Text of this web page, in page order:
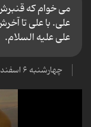
می خوام که
علی. با علی تا
علی علیه السلام.
چهارشنبه ۶ اسفند ۱۳۹۹ - ۱۴:۰۳